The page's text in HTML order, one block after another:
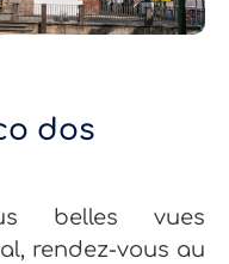
dos
belles vues
rendez-vous au